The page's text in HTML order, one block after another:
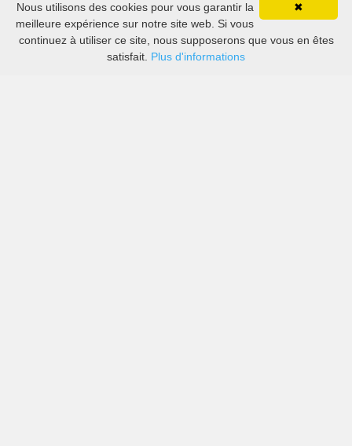
✖
Nous utilisons des cookies pour vous garantir la
meilleure expérience sur notre site web. Si vous
continuez à utiliser ce site, nous supposerons que vous en êtes
satisfait. Plus d'informations